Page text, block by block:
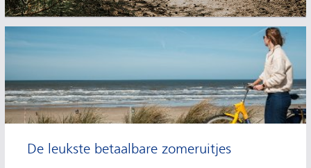
De leukste betaalbare zomeruitjes